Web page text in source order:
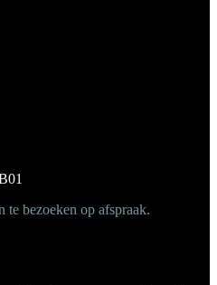
te bezoeken op afspraak.